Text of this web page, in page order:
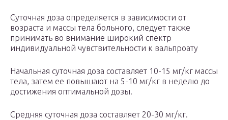
Суточная доза определяется в зависимости от
возраста и массы тела больного, следует также
принимать во внимание широкий спектр
индивидуальной чувствительности к вальпроату
Начальная суточная доза составляет 10-15 мг/кг массы
тела, затем ее повышают на 5-10 мг/кг в неделю до
достижения оптимальной дозы.
Средняя суточная доза составляет 20-30 мг/кг.